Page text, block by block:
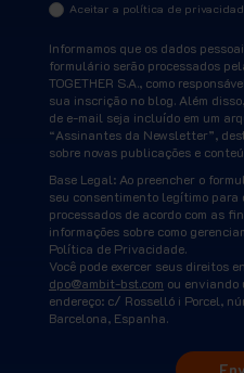
Aceitar a política de
Informamos que os dados
formulário serão processados
TOGETHER S.A., como
sua inscrição no blog. Além
de e-mail seja incluído em um
“Assinantes da Newsletter”,
sobre novas publicações e
Base Legal: Ao preencher o
seu consentimento legítimo para
processados de acordo com as
informações sobre como
Política de Privacidade.
Você pode exercer seus direitos
dpo@ambit-bst.com ou enviando
endereço: c/ Rosselló i Porcel,
Barcelona, Espanha.